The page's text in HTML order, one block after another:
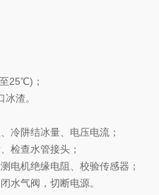
25℃)；
渣。
阱结冰量、电压电流；
查水管接头；
机绝缘电阻、校验传感器；
气阀，切断电源。